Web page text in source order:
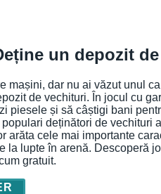
un depozit
mașini, dar nu ai văzut unul
de vechituri. În jocul cu
piesele și să câștigi bani
deținători de vechituri
arăta cele mai importante
la lupte în arenă. Descoperă
gratuit.